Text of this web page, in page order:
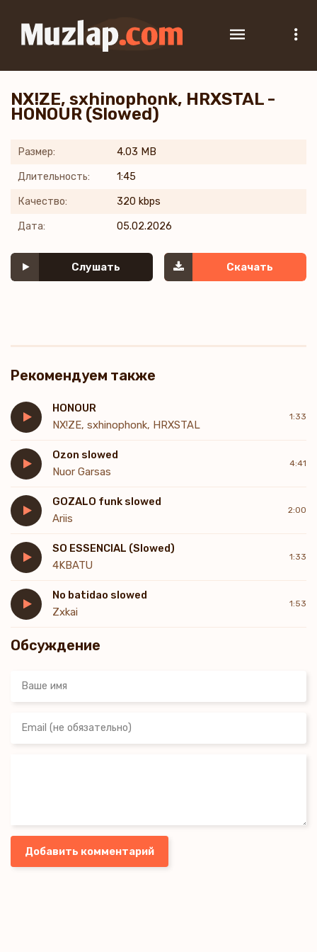
NX!ZE, sxhinophonk, HRXSTAL -
HONOUR (Slowed)
Размер: 4.03 MB
Длительность: 1:45
Качество: 320 kbps
Дата: 05.02.2026
Слушать Скачать
Рекомендуем также
HONOUR
NX!ZE, sxhinophonk, HRXSTAL
1:33
Ozon slowed
Nuor Garsas
4:41
GOZALO funk slowed
Ariis
2:00
SO ESSENCIAL (Slowed)
4KBATU
1:33
No batidao slowed
Zxkai
1:53
Обсуждение
Добавить комментарий